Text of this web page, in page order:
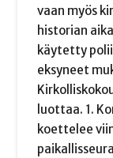
vaan myös
historian
käytetty
eksyneet
luottaa. 1.
koettelee